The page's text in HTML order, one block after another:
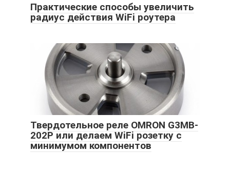
Практические способы увеличить
радиус действия WiFi роутера
Твердотельное реле OMRON G3MB-
202P или делаем WiFi розетку с
минимумом компонентов